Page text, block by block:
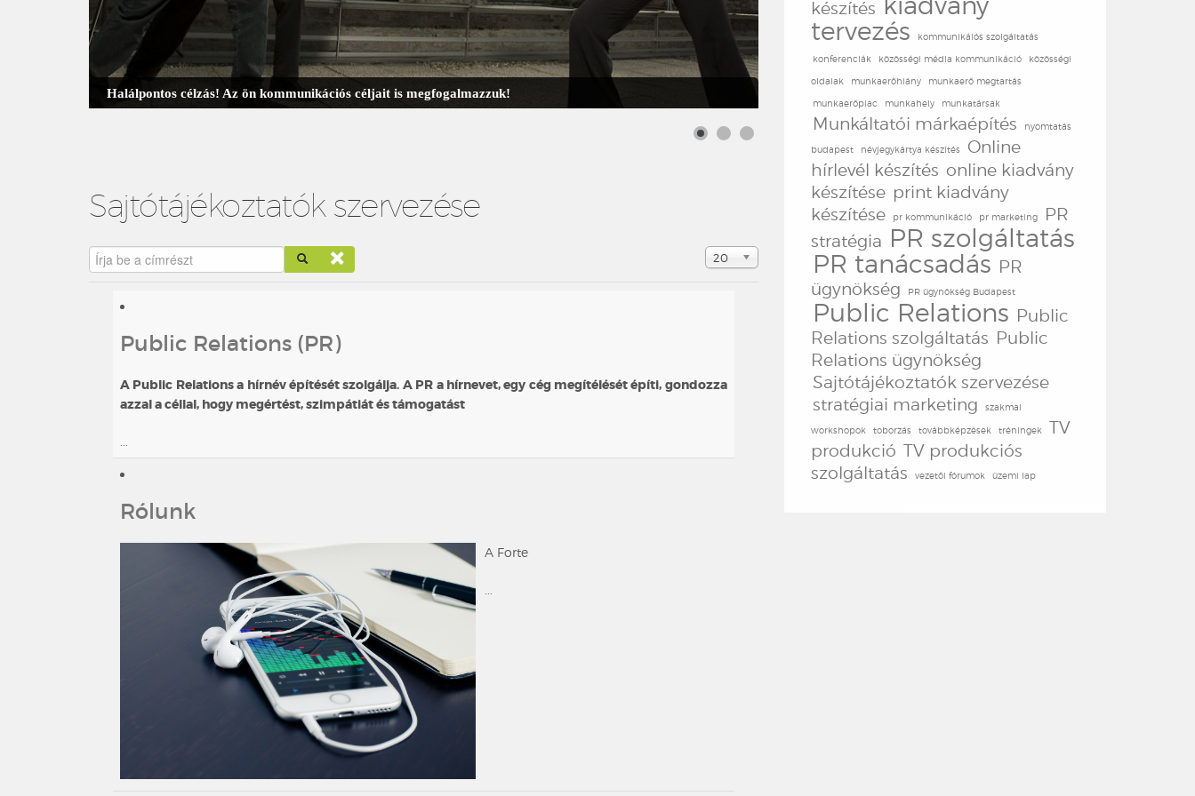
Halálpontos célzás! Az ön kommunikációs céljait is megfogalmazzuk!
Sajtótájékoztatók szervezése
Írja be a címrészt Tételek #
20
Public Relations (PR)
A Public Relations a hírnév építését szolgálja. A PR a hírnevet, egy cég megítélését építi, gondozza
azzal a céllal, hogy megértést, szimpátiát és támogatást
Rólunk
A Forte
készítés
tervezés
kommunikáiós szolgáltatás
konferenciák közösségi média kommunikáció közösségi
oldalak munkaerőhiány munkaerő megtartás
munkaerőpiac munkahely munkatársak
Munkáltatói márkaépítés nyomtatás
budapest névjegykártya készítés
Online
hírlevél készítés online kiadvány
készítése print kiadvány
készítése
pr kommunikáció pr marketing
PR
stratégia PR szolgáltatás
PR tanácsadás PR
ügynökség
PR ügynökség Budapest
Public Relations Public
Relations szolgáltatás Public
Relations ügynökség
Sajtótájékoztatók szervezése
stratégiai marketing
szakmai
workshopok toborzás továbbképzések tréningek
TV
produkció TV produkciós
szolgáltatás
vezetői fórumok üzemi lap